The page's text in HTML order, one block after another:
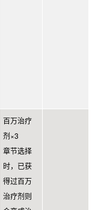
百万治疗
剂×3
章节选择
时，已获
得过百万
治疗剂则